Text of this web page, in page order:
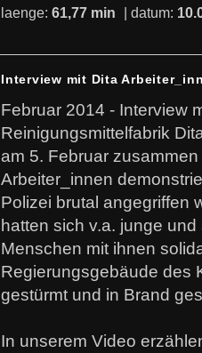
laenge: 61,77 min | datum:
Interview mit Dita
Februar 2014 - Interview
Reinigungsmittelfabrik
am 5. Februar
Arbeiter_innen
Polizei brutal angegriffen
hatten sich v.a. junge
Menschen mit ihnen
Regierungsgebäude des
gestürmt und in Brand
In unserem Video